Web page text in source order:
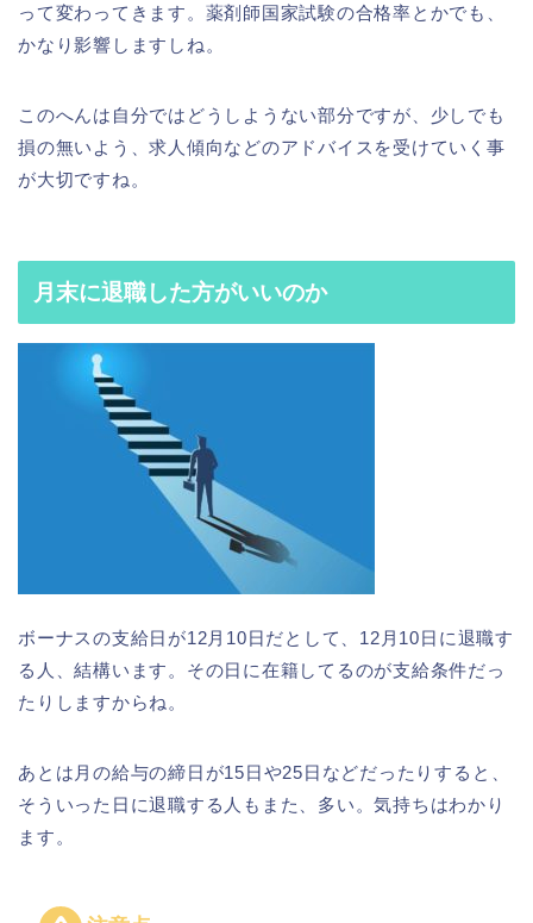
って変わってきます。薬剤師国家試験の合格率とかでも、
かなり影響しますしね。
このへんは自分ではどうしようない部分ですが、少しでも
損の無いよう、求人傾向などのアドバイスを受けていく事
が大切ですね。
月末に退職した方がいいのか
ボーナスの支給日が12月10日だとして、12月10日に退職す
る人、結構います。その日に在籍してるのが支給条件だっ
たりしますからね。
あとは月の給与の締日が15日や25日などだったりすると、
そういった日に退職する人もまた、多い。気持ちはわかり
ます。